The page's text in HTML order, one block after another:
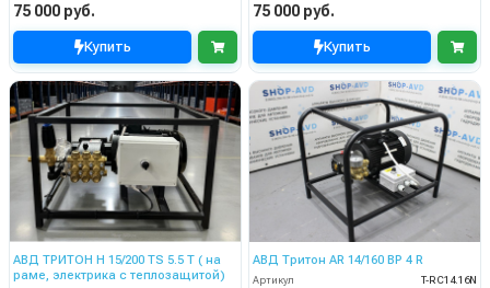
75 000 руб.
Купить
75 000 руб.
Купить
АВД ТРИТОН H 15/200 TS 5.5 T ( на
раме, электрика с теплозащитой)
АВД Тритон AR 14/160 BP 4 R
Артикул
T-RC14.16N